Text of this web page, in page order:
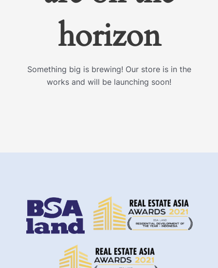
horizon
Something big is brewing! Our store is in the
works and will be launching soon!